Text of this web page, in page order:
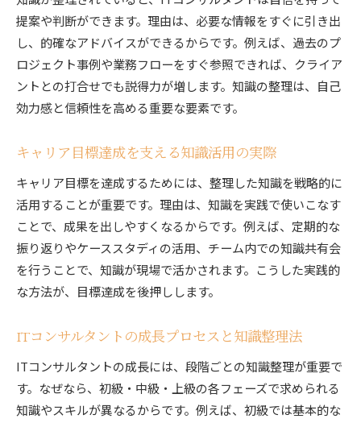
提案や判断ができます。理由は、必要な情報をすぐに引き出
し、的確なアドバイスができるからです。例えば、過去のプ
ロジェクト事例や業務フローをすぐ参照できれば、クライア
ントとの打合せでも説得力が増します。知識の整理は、自己
効力感と信頼性を高める重要な要素です。
キャリア目標達成を支える知識活用の実際
キャリア目標を達成するためには、整理した知識を戦略的に
活用することが重要です。理由は、知識を実践で使いこなす
ことで、成果を出しやすくなるからです。例えば、定期的な
振り返りやケーススタディの活用、チーム内での知識共有会
を行うことで、知識が現場で活かされます。こうした実践的
な方法が、目標達成を後押しします。
ITコンサルタントの成長プロセスと知識整理法
ITコンサルタントの成長には、段階ごとの知識整理が重要で
す。なぜなら、初級・中級・上級の各フェーズで求められる
知識やスキルが異なるからです。例えば、初級では基本的な